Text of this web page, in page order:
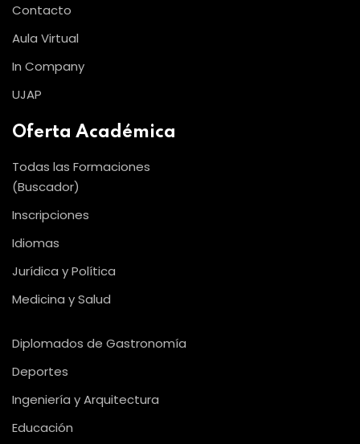
Contacto
Aula Virtual
In Company
UJAP
Oferta Académica
Todas las Formaciones
(Buscador)
Inscripciones
Idiomas
Jurídica y Política
Medicina y Salud
Diplomados de Gastronomía
Deportes
Ingeniería y Arquitectura
Educación